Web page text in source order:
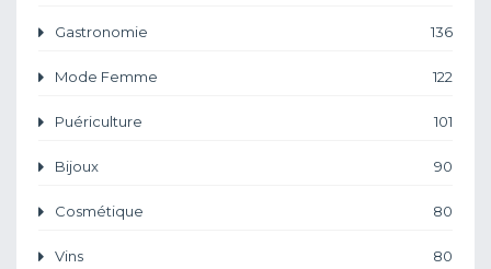
Gastronomie 136
Mode Femme 122
Puériculture 101
Bijoux 90
Cosmétique 80
Vins 80